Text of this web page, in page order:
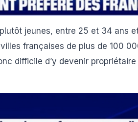
jeunes, entre 25 et 34 ans
françaises de plus de 100
difficile d’y devenir